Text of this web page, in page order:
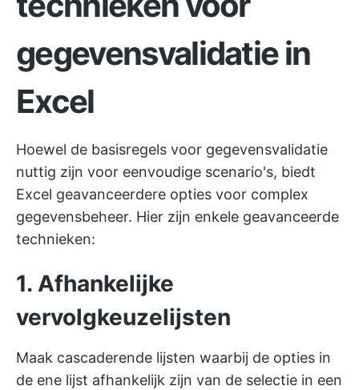
gegevensvalidatie in
Excel
Hoewel de basisregels voor gegevensvalidatie
nuttig zijn voor eenvoudige scenario's, biedt
Excel geavanceerdere opties voor complex
gegevensbeheer. Hier zijn enkele geavanceerde
technieken:
1. Afhankelijke
vervolgkeuzelijsten
Maak cascaderende lijsten waarbij de opties in
de ene lijst afhankelijk zijn van de selectie in een